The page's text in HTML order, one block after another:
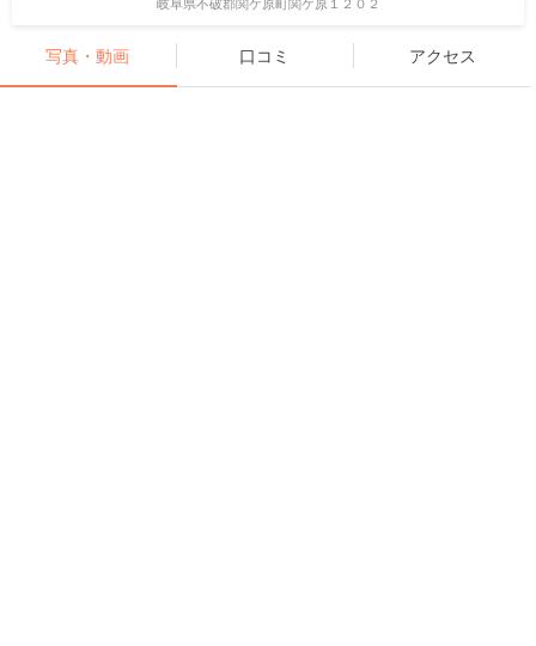
写真・動画 口コミ アクセス